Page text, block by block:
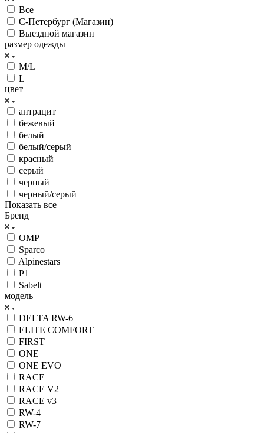
Все
С-Петербург (Магазин)
Выездной магазин
размер одежды
M/L
L
цвет
антрацит
бежевый
белый
белый/серый
красный
серый
черный
черный/серый
Показать все
Бренд
OMP
Sparco
Alpinestars
P1
Sabelt
модель
DELTA RW-6
ELITE COMFORT
FIRST
ONE
ONE EVO
RACE
RACE V2
RACE v3
RW-4
RW-7